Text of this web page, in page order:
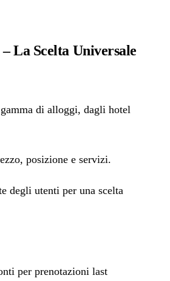
La Scelta Universale
gamma di alloggi, dagli hotel
posizione e servizi.
degli utenti per una scelta
per prenotazioni last